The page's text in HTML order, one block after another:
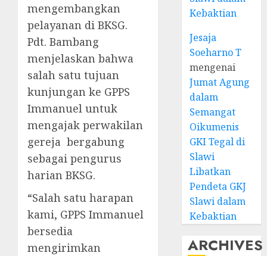
mengembangkan
pelayanan di BKSG.
Pdt. Bambang
menjelaskan bahwa
salah satu tujuan
kunjungan ke GPPS
Immanuel untuk
mengajak perwakilan
gereja bergabung
sebagai pengurus
harian BKSG.
“Salah satu harapan
kami, GPPS Immanuel
bersedia
mengirimkan
Kebaktian
Jesaja
Soeharno T
mengenai
Jumat Agung
dalam
Semangat
Oikumenis
GKI Tegal di
Slawi
Libatkan
Pendeta GKJ
Slawi dalam
Kebaktian
ARCHIVES